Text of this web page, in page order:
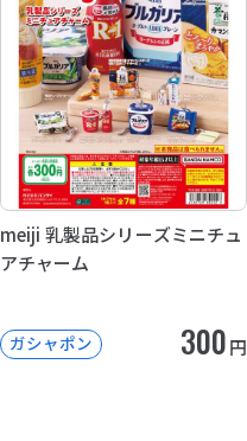
meiji 乳製品シリーズミニチュ
アチャーム
ガシャポン 300円